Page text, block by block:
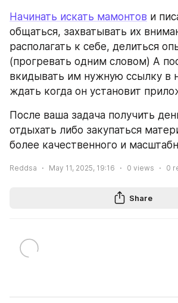
Начинать искать мамонтов и
общаться, захватывать их
располагать к себе, делиться
(прогревать одним словом) А
вкидывать им нужную ссылку в
ждать когда он установит
После ваша задача получить
отдыхать либо закупаться
более качественного и
Reddsa May 11, 2025, 19:16 0 views 0
Share